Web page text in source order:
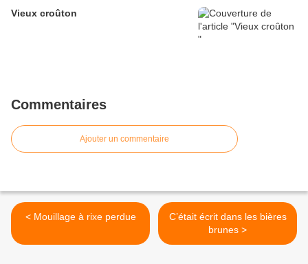
Vieux croûton
Commentaires
Ajouter un commentaire
< Mouillage à rixe perdue
C’était écrit dans les bières
brunes >